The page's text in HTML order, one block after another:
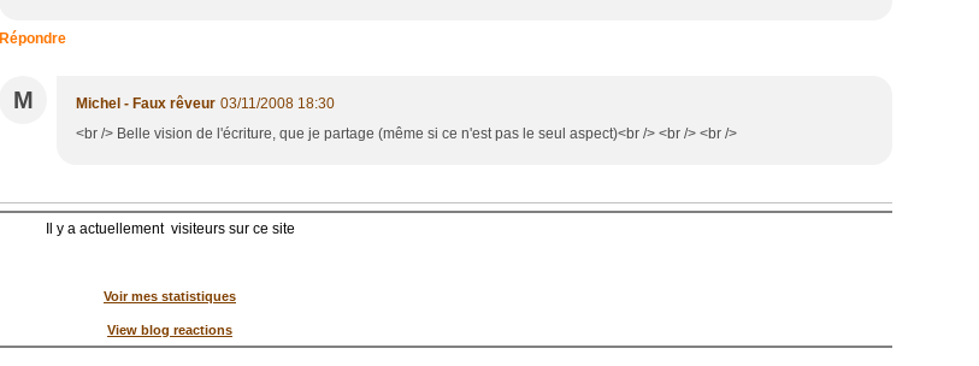
Répondre
M Michel - Faux rêveur 03/11/2008 18:30
<br /> Belle vision de l'écriture, que je partage (même si ce n'est pas le seul aspect)<br /> <br /> <br />
Il y a actuellement visiteurs sur ce site
Voir mes statistiques
View blog reactions